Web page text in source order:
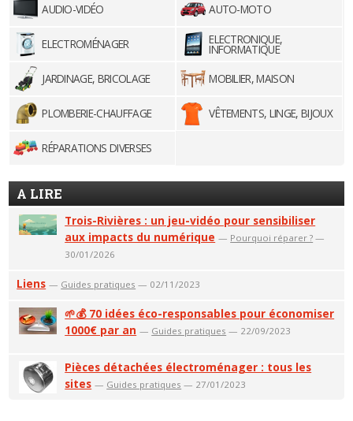
AUDIO-VIDÉO AUTO-MOTO
ELECTROMÉNAGER ELECTRONIQUE,
INFORMATIQUE
JARDINAGE, BRICOLAGE
MOBILIER, MAISON
PLOMBERIE-CHAUFFAGE VÊTEMENTS, LINGE, BIJOUX
RÉPARATIONS DIVERSES
A LIRE
Trois-Rivières : un jeu-vidéo pour sensibiliser
aux impacts du numérique — Pourquoi réparer ? —
30/01/2026
Liens — Guides pratiques — 02/11/2023
🌱💰 70 idées éco-responsables pour économiser
1000€ par an — Guides pratiques — 22/09/2023
Pièces détachées électroménager : tous les
sites — Guides pratiques — 27/01/2023